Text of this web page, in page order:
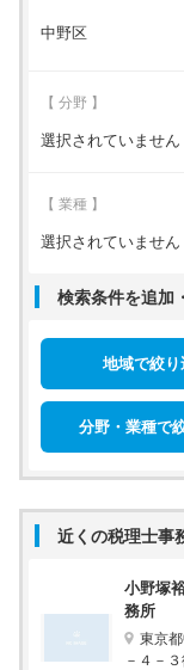
中野区
【 分野 】
選択されていません
【 業種 】
選択されていません
検索条件を追加
地域で絞り
分野・業種で
近くの税理士事
小野塚
務所
東京
－４－